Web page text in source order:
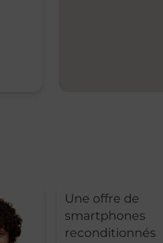
Une offre de
smartphones
reconditionnés